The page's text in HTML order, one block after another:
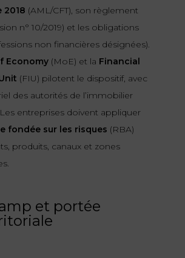
2018 (AML/CFT), son règlement
n° 10/2019) et les obligations
non financières désignées).
Economy (MoE) et la Financial
(FIU) pilotent le dispositif, avec
des autorités de l’immobilier
entreprises doivent appliquer
fondée sur les risques (RBA)
produits, canaux et zones
et portée